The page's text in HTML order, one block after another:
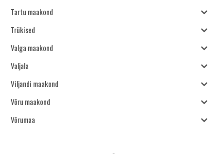
Tartu maakond
Trükised
Valga maakond
Valjala
Viljandi maakond
Võru maakond
Võrumaa